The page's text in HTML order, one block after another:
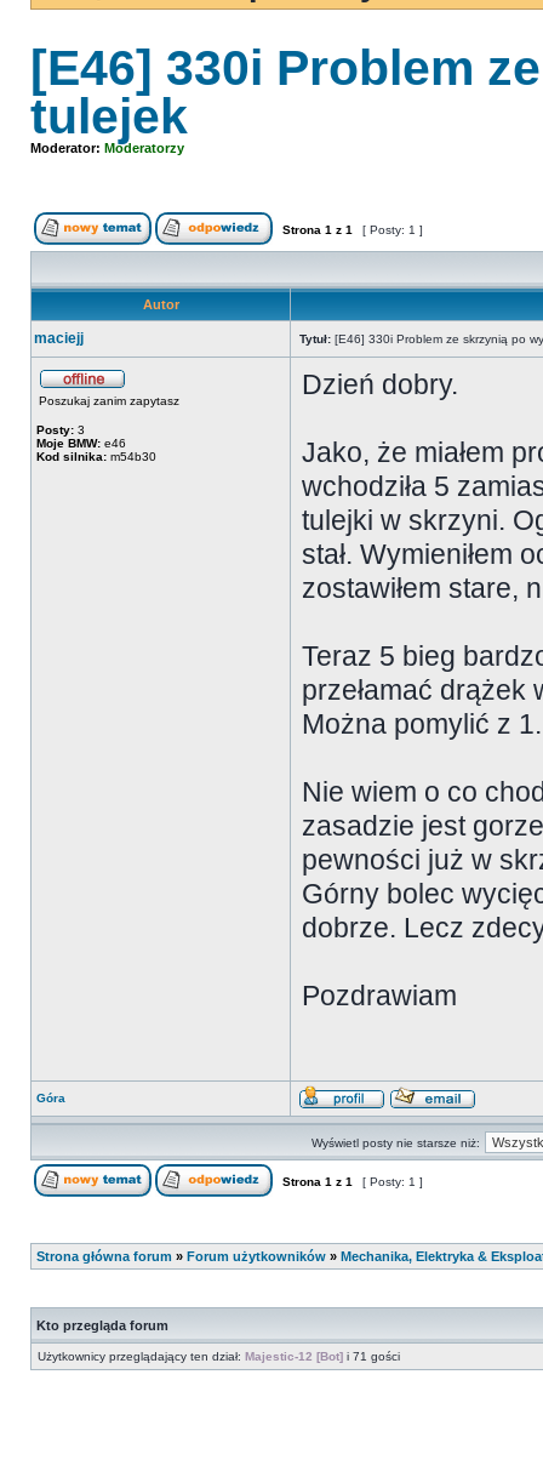
[E46] 330i Problem
tulejek
Moderator: Moderatorzy
Strona 1 z 1 [ Posty: 1 ]
Autor
maciejj Tytuł: [E46] 330i Problem ze skrzynią po
Poszukaj zanim zapytasz
Posty: 3
Moje BMW: e46
Kod silnika: m54b30
Dzień dobry.
Jako, że miałem
wchodziła 5
tulejki w skrzyni.
stał. Wymieniłem
zostawiłem stare,
Teraz 5 bieg
przełamać drążek
Można pomylić z 1.
Nie wiem o co
zasadzie jest
pewności już w
Górny bolec
dobrze. Lecz
Pozdrawiam
Góra
Wyświetl posty nie starsze niż:
Strona 1 z 1 [ Posty: 1 ]
Strona główna forum » Forum użytkowników » Mechanika, Elektryka &
Kto przegląda forum
Użytkownicy przeglądający ten dział: Majestic-12 [Bot] i 71 gości